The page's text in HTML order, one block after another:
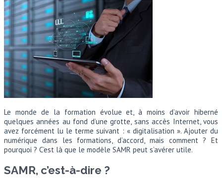
Le monde de la formation évolue et, à moins d’avoir hiberné
quelques années au fond d’une grotte, sans accès Internet, vous
avez forcément lu le terme suivant : « digitalisation ». Ajouter du
numérique dans les formations, d’accord, mais comment ? Et
pourquoi ? C’est là que le modèle SAMR peut s’avérer utile.
SAMR, c’est-à-dire ?